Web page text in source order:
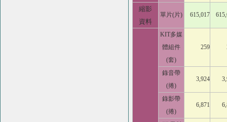
縮影
資料
單片(片) 615,017
KIT多媒
體組件
(套)
259
錄音帶
(捲)
3,924
錄影帶
(捲)
6,871